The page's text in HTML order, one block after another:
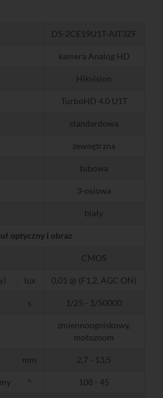
DS-2CE19U1T-AIT3ZF
kamera Analog HD
Hikvision
TurboHD 4.0 U1T
standardowa
zewnętrzna
tubowa
3-osiowa
biały
optyczny i obraz
CMOS
lux 0,01 @ (F1,2, AGC ON)
s 1/25 - 1/50000
zmiennoogniskowy,
motozoom
mm 2,7 - 13,5
° 108 - 45